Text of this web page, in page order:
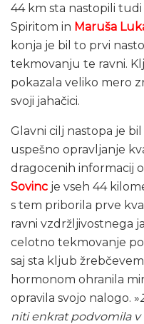
44 km sta nastopili tudi
Spiritom in Maruša
konja je bil to prvi
tekmovanju te ravni.
pokazala veliko mero
svoji jahačici.
Glavni cilj nastopa je
uspešno opravljanje
dragocenih informacij
Sovinc je vseh 44
s tem priborila prve
ravni vzdržljivostnega
celotno tekmovanje
saj sta kljub
hormonom ohranila
opravila svojo nalogo. »
niti enkrat podvomila